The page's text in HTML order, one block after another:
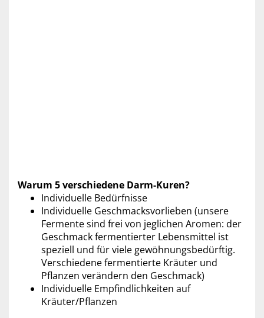
Warum 5 verschiedene Darm-Kuren?
Individuelle Bedürfnisse
Individuelle Geschmacksvorlieben (unsere
Fermente sind frei von jeglichen Aromen: der
Geschmack fermentierter Lebensmittel ist
speziell und für viele gewöhnungsbedürftig.
Verschiedene fermentierte Kräuter und
Pflanzen verändern den Geschmack)
Individuelle Empfindlichkeiten auf
Kräuter/Pflanzen